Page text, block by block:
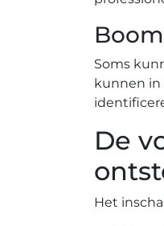
Soms
kunnen in
De
Het